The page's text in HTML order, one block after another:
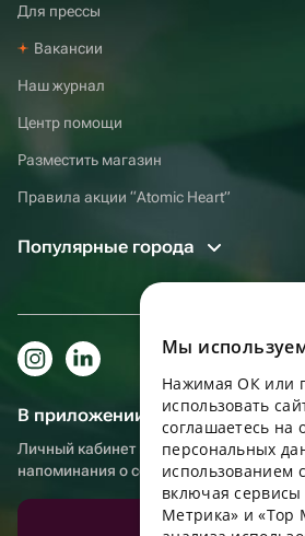
Для прессы
Вакансии
Наш журнал
Центр помощи
Разместить магазин
Правила акции “Atomic Heart”
Популярные города
В приложении еще удобнее!
Личный кабинет получателя, больше
напоминания о событиях
Скачать
Мы
Нажимая ОК или
использовать
соглашаетесь на
персональных
использованием
включая сервисы
Метрика» и «Top